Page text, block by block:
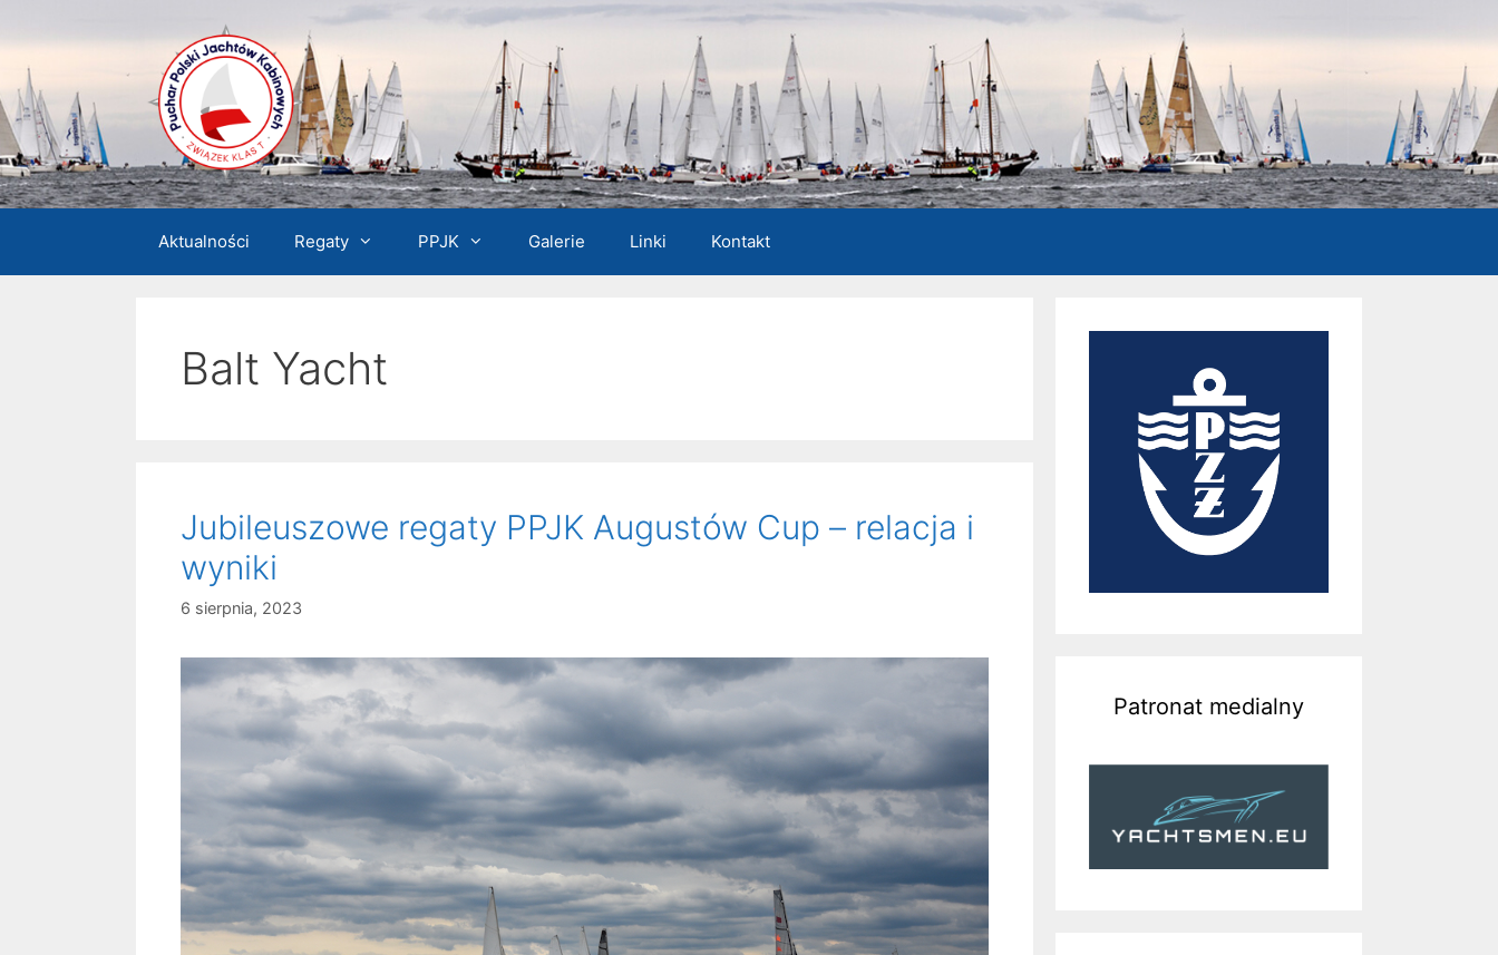
treści
Aktualności Regaty PPJK Galerie Linki Kontakt
Balt Yacht
Jubileuszowe regaty PPJK Augustów Cup – relacja i
wyniki
6 sierpnia, 2023
Patronat medialny